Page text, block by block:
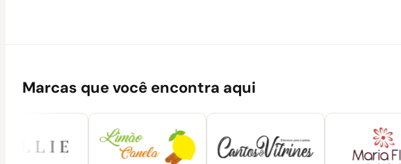
Marcas que você encontra aqui